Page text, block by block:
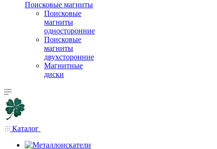
Поисковые магниты
Поисковые
магниты
односторонние
Поисковые
магниты
двухсторонние
Магнитные
диски
Каталог